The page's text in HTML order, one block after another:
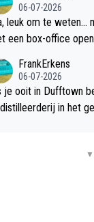
06-07-2026
leuk om te weten...
een box-office
FrankErkens
06-07-2026
je ooit in Dufftown
in het gebied een
▼